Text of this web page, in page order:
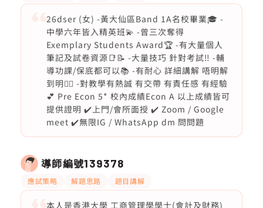
26dser (女) -黃大仙區Band 1A名校畢業🎓 -
中學六年皆入精英班💫 -曾三次奪得
Exemplary Students Award🏆 -有大量個人
筆記及試卷資源📑📝 -大量技巧 針對考試‼️ -輔
導功課/保底都可以📚 -有耐心 詳細講解 唔明解
到明❤️‍🔥 -對教學有熱誠 有交帶 有責任感 有經驗
💕 Pre Econ 5* 校內成績Econ A 以上成績皆可
提供證明 ✔️上門/會所面授 ✔️ Zoom / Google
meet ✔️無限IG / WhatsApp dm 問問題
導師編號139378
應試策略 解題思路 題目講解
本人是香港大學 工商管理學學士(會計及財務)